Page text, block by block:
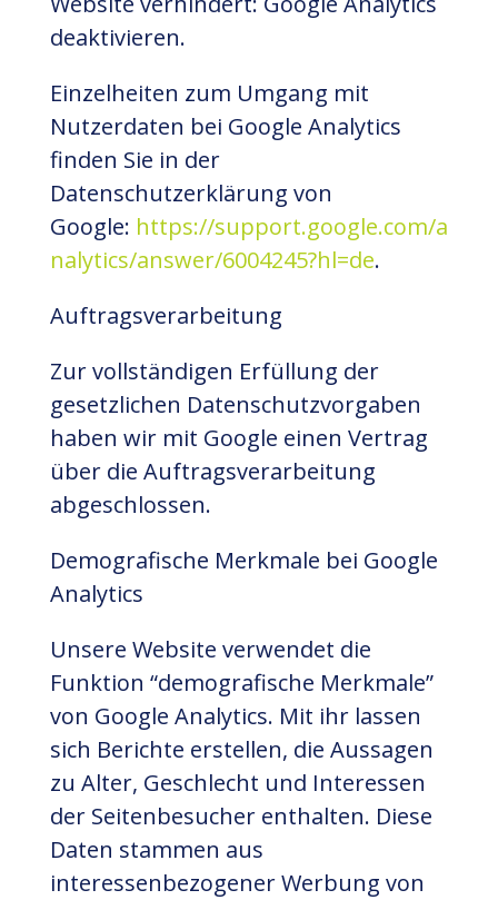
deaktivieren.
Einzelheiten zum Umgang mit
Nutzerdaten bei Google Analytics
finden Sie in der
Datenschutzerklärung von
Google: https://support.google.com/a
nalytics/answer/6004245?hl=de.
Auftragsverarbeitung
Zur vollständigen Erfüllung der
gesetzlichen Datenschutzvorgaben
haben wir mit Google einen Vertrag
über die Auftragsverarbeitung
abgeschlossen.
Demografische Merkmale bei Google
Analytics
Unsere Website verwendet die
Funktion “demografische Merkmale”
von Google Analytics. Mit ihr lassen
sich Berichte erstellen, die Aussagen
zu Alter, Geschlecht und Interessen
der Seitenbesucher enthalten. Diese
Daten stammen aus
interessenbezogener Werbung von